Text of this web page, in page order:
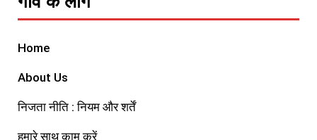
Home
About Us
निजता नीति : नियम और शर्तें
हमारे साथ काम करें